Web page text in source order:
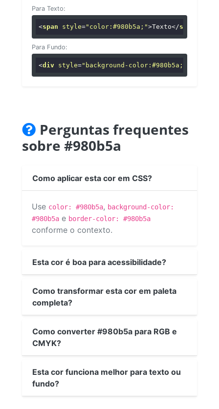
Para Texto:
<span style="color:#980b5a;">Texto</span
Para Fundo:
<div style="background-color:#980b5a;"
Perguntas frequentes
sobre #980b5a
Como aplicar esta cor em CSS?
Use color: #980b5a, background-color:
#980b5a e border-color: #980b5a
conforme o contexto.
Esta cor é boa para acessibilidade?
Como transformar esta cor em paleta
completa?
Como converter #980b5a para RGB e
CMYK?
Esta cor funciona melhor para texto ou
fundo?